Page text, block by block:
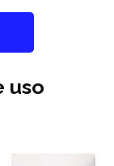
uso